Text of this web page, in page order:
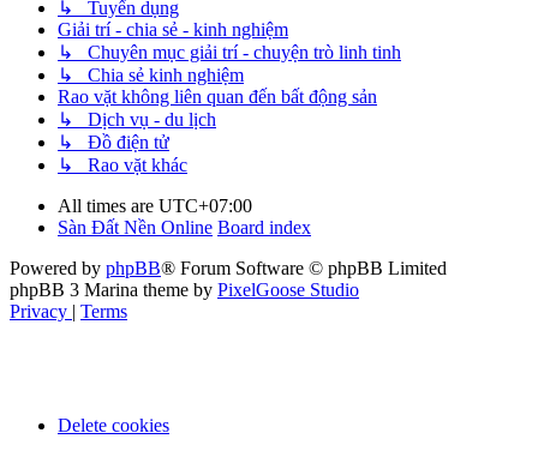
↳ Tuyển dụng
Giải trí - chia sẻ - kinh nghiệm
↳ Chuyên mục giải trí - chuyện trò linh tinh
↳ Chia sẻ kinh nghiệm
Rao vặt không liên quan đến bất động sản
↳ Dịch vụ - du lịch
↳ Đồ điện tử
↳ Rao vặt khác
All times are UTC+07:00
Sàn Đất Nền Online Board index
Powered by phpBB® Forum Software © phpBB Limited
phpBB 3 Marina theme by PixelGoose Studio
Privacy | Terms
Delete cookies